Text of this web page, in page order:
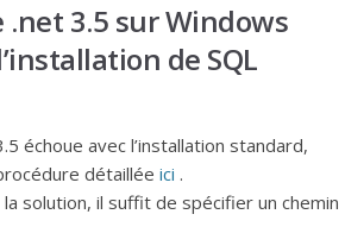
3.5 sur Windows
de SQL
échoue avec l’installation standard,
détaillée ici .
solution, il suffit de spécifier un chemin